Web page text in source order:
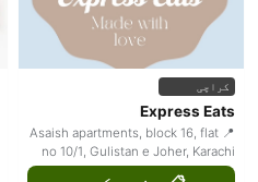
کراچی
Express Eats
📍 Asaish apartments, block 16, flat
no 10/1, Gulistan e Joher, Karachi